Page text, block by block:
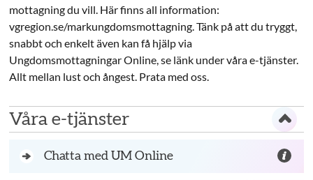
mottagning du vill. Här finns all information:
vgregion.se/markungdomsmottagning. Tänk på att du tryggt,
snabbt och enkelt även kan få hjälp via
Ungdomsmottagningar Online, se länk under våra e-tjänster.
Allt mellan lust och ångest. Prata med oss.
Våra e-tjänster
Chatta med UM Online